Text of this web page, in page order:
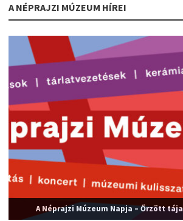
A NÉPRAJZI MÚZEUM HÍREI
A Néprajzi Múzeum Napja – Őrzött